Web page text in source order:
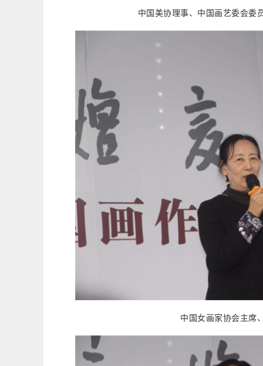
中国美协理事、中国画艺委会委
中国女画家协会主席